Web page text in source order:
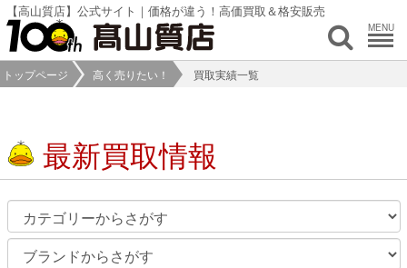
【高山質店】公式サイト｜価格が違う！高価買取＆格安販売
MENU
トップページ 高く売りたい！ 買取実績一覧
最新買取情報